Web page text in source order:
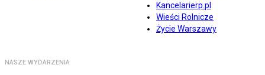
Kancelarierp.pl
Wieści Rolnicze
Życie Warszawy
NASZE WYDARZENIA